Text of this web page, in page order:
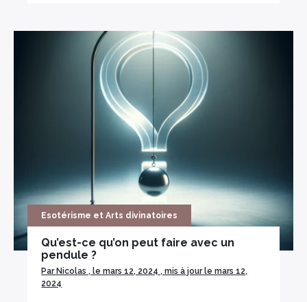
Esotérisme et Arts divinatoires
Qu’est-ce qu’on peut faire avec un
pendule ?
Par Nicolas , le mars 12, 2024 , mis à jour le mars 12,
2024